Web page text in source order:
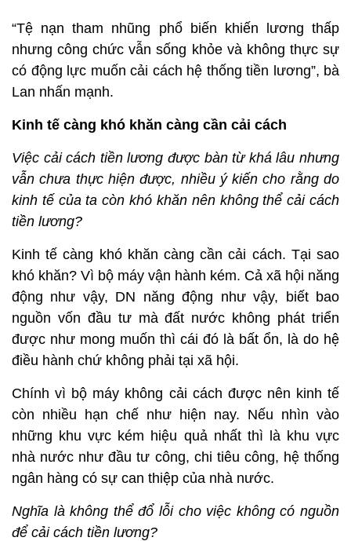
“Tệ nạn tham nhũng phổ biến khiến lương thấp
nhưng công chức vẫn sống khỏe và không thực sự
có động lực muốn cải cách hệ thống tiền lương”, bà
Lan nhấn mạnh.
Kinh tế càng khó khăn càng cần cải cách
Việc cải cách tiền lương được bàn từ khá lâu nhưng
vẫn chưa thực hiện được, nhiều ý kiến cho rằng do
kinh tế của ta còn khó khăn nên không thể cải cách
tiền lương?
Kinh tế càng khó khăn càng cần cải cách. Tại sao
khó khăn? Vì bộ máy vận hành kém. Cả xã hội năng
động như vậy, DN năng động như vậy, biết bao
nguồn vốn đầu tư mà đất nước không phát triển
được như mong muốn thì cái đó là bất ổn, là do hệ
điều hành chứ không phải tại xã hội.
Chính vì bộ máy không cải cách được nên kinh tế
còn nhiều hạn chế như hiện nay. Nếu nhìn vào
những khu vực kém hiệu quả nhất thì là khu vực
nhà nước như đầu tư công, chi tiêu công, hệ thống
ngân hàng có sự can thiệp của nhà nước.
Nghĩa là không thể đổ lỗi cho việc không có nguồn
để cải cách tiền lương?